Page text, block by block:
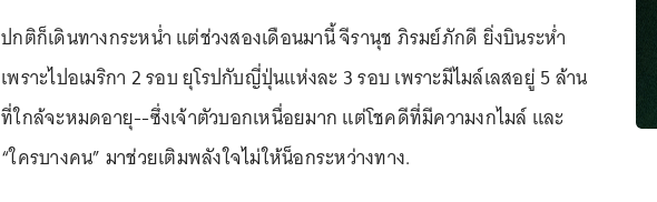
ปกติก็เดินทางกระหน่ำ แต่ช่วงสองเดือนมานี้ จีรานุช ภิรมย์ภักดี ยิ่งบินระห่ำ
เพราะไปอเมริกา 2 รอบ ยุโรปกับญี่ปุ่นแห่งละ 3 รอบ เพราะมีไมล์เลสอยู่ 5 ล้าน
ที่ใกล้จะหมดอายุ--ซึ่งเจ้าตัวบอกเหนื่อยมาก แต่โชคดีที่มีความงกไมล์ และ
“ใครบางคน” มาช่วยเติมพลังใจไม่ให้น็อกระหว่างทาง.